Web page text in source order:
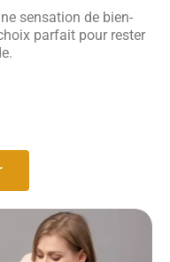
sensation de bien-
parfait pour rester